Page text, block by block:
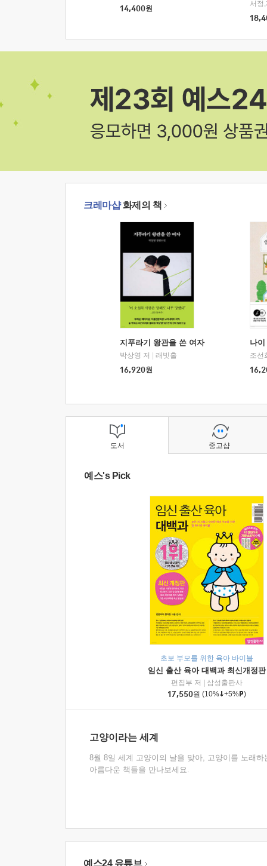
14,400원
크레마샵화제의 책
지푸라기 왕관을 쓴 여자
박상영 저
래빗홀
16,920원
나
조선
도서
예스's Pick
초보 부모를 위한 육아 바이블
임신 출산 육아 대백과 최신개정판
편집부 저
삼성출판사
17,550원 (10% +5% )
고양이라는 세계
8월 8일 세계 고양이의 날을 맞아, 고양이를 노래하
아름다운 책들을 만나보세요.
중고샵
예스24 유튜브